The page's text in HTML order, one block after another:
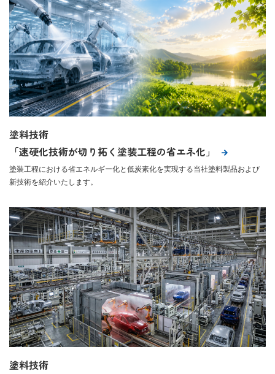
塗料技術
「速硬化技術が切り拓く塗装工程の省エネ化」
塗装工程における省エネルギー化と低炭素化を実現する当社塗料製品および
新技術を紹介いたします。
塗料技術